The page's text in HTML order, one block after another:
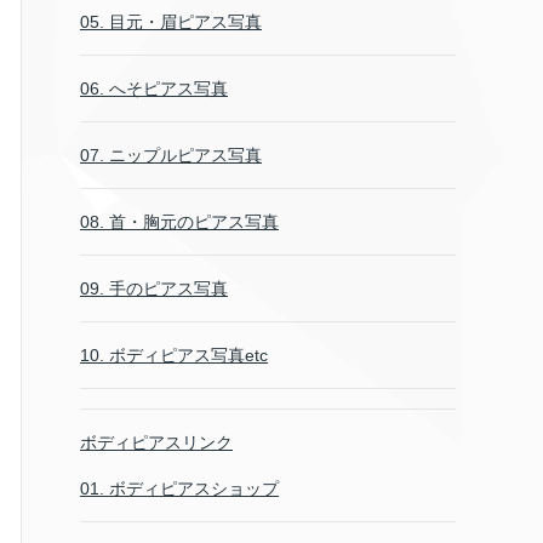
05. 目元・眉ピアス写真
06. へそピアス写真
07. ニップルピアス写真
08. 首・胸元のピアス写真
09. 手のピアス写真
10. ボディピアス写真etc
ボディピアスリンク
01. ボディピアスショップ